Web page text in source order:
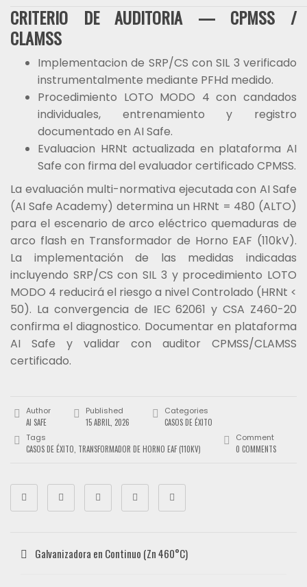
CRITERIO DE AUDITORIA — CPMSS /
CLAMSS
Implementacion de SRP/CS con SIL 3 verificado
instrumentalmente mediante PFHd medido.
Procedimiento LOTO MODO 4 con candados
individuales, entrenamiento y registro
documentado en AI Safe.
Evaluacion HRNt actualizada en plataforma AI
Safe con firma del evaluador certificado CPMSS.
La evaluación multi-normativa ejecutada con AI Safe
(AI Safe Academy) determina un HRNt = 480 (ALTO)
para el escenario de arco eléctrico quemaduras de
arco flash en Transformador de Horno EAF (110kV).
La implementación de las medidas indicadas
incluyendo SRP/CS con SIL 3 y procedimiento LOTO
MODO 4 reducirá el riesgo a nivel Controlado (HRNt <
50). La convergencia de IEC 62061 y CSA Z460-20
confirma el diagnostico. Documentar en plataforma
AI Safe y validar con auditor CPMSS/CLAMSS
certificado.
Author
AI SAFE
Published
15 ABRIL, 2026
Categories
CASOS DE ÉXITO
Tags
CASOS DE ÉXITO TRANSFORMADOR DE HORNO EAF (110KV)
Comment
0 COMMENTS
Galvanizadora en Continuo (Zn 460°C)